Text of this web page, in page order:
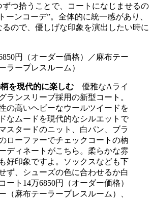
ずつ拾うことで、コートになじませるの
ーンコーデ”。全体的に統一感があり、
ので、優しげな印象を演出したい時に
を現代的に楽しむ 優雅なAライ
ランスリーブ採用の新型コート。
の高いヘビーなウールツイードを
なムードを現代的なシルエットで
スタードのニット、白パン、ブラ
ローファーでチェックコートの柄
ディネートがこちら。柔らかな雰
好印象ですよ。ソックスなども下
ず、シューズの色に合わせるか白
ート14万6850円（オーダー価格）
（麻布テーラープレスルーム）、